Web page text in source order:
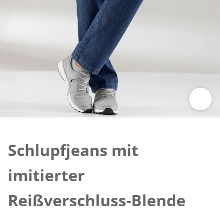
Schlupfjeans mit
imitierter
Reißverschluss-Blende